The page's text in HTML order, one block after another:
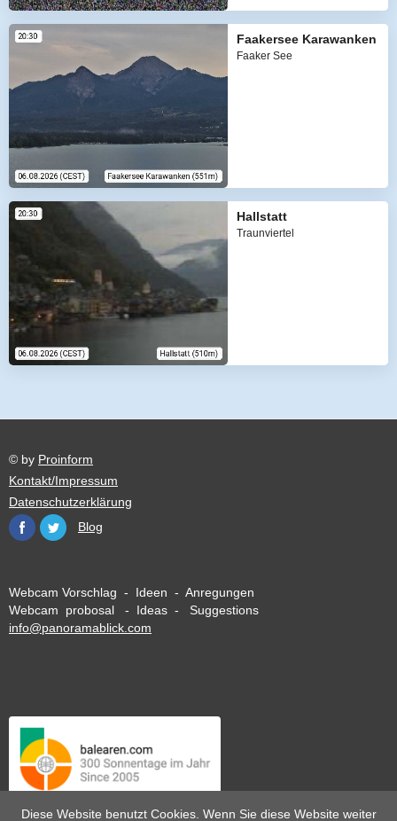
Faakersee Karawanken
Faaker See
Hallstatt
Traunviertel
© by Proinform
Kontakt/Impressum
Datenschutzerklärung
Blog
Webcam Vorschlag - Ideen - Anregungen
Webcam probosal - Ideas - Suggestions
info@panoramablick.com
Diese Website benutzt Cookies. Wenn Sie diese Website weiter